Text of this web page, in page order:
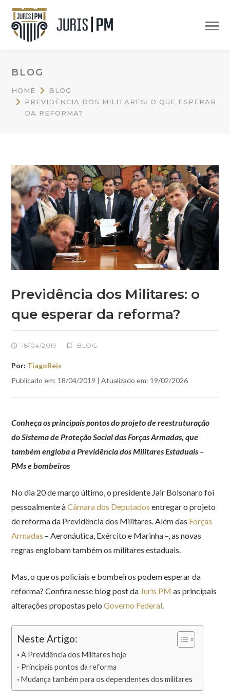
BLOG
HOME
BLOG
PREVIDÊNCIA DOS MILITARES: O QUE ESPERAR
DA REFORMA?
Previdência dos Militares: o
que esperar da reforma?
18/04/2019 BLOG
Por: TiagoReis
Publicado em: 18/04/2019 | Atualizado em: 19/02/2026
Conheça os principais pontos do projeto de reestruturação
do Sistema de Proteção Social das Forças Armadas, que
também engloba a Previdência dos Militares Estaduais –
PMs e bombeiros
No dia 20 de março último, o presidente Jair Bolsonaro foi
pessoalmente àCâmara dos Deputados entregar o projeto
de reforma da Previdência dos Militares. Além das Forças
Armadas – Aeronáutica, Exército e Marinha –, as novas
regras englobam também os militares estaduais.
Mas, o que os policiais e bombeiros podem esperar da
reforma? Confira nesse blog post da Juris PM as principais
alterações propostas peloGoverno Federal.
Neste Artigo:
A Previdência dos Militares hoje
Principais pontos da reforma
Mudança também para os dependentes dos militares